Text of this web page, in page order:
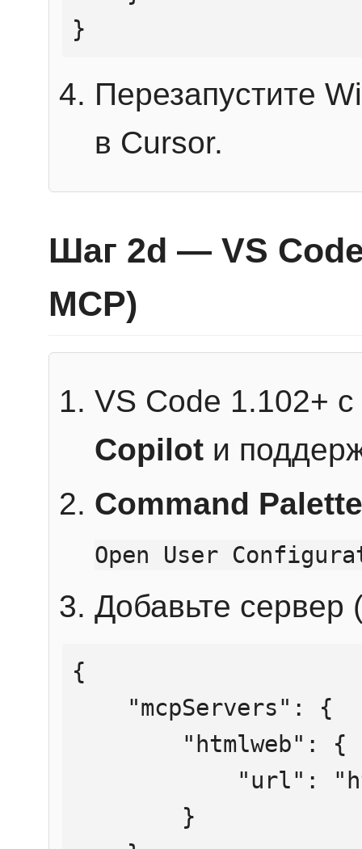
}
Перезапустите
в Cursor.
Шаг 2d — VS
MCP)
VS Code 1.102+
Copilot и
Command Palette
Open User
Добавьте сервер
{